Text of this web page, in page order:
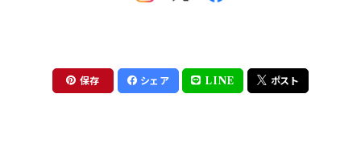
ちびまる子ちゃんandクレヨンしんちゃん
【山加商店×yaeko】migratory bird
HAPPY DINING(ハッピーダイニング)
保存 シェア LINE ポスト